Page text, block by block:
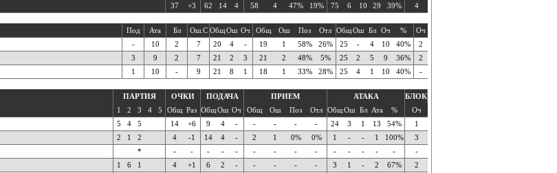
37 +3 62 14 4 58 4 47% 19% 75 6 10 29 39% 4
Под Ата Бл Ош.С ОбщОш Оч Общ Ош Поз Отл ОбщОш Бл Оч % Оч
- 10 2 7 20 4 - 19 1 58% 26% 25 - 4 10 40% 2
3 9 2 7 21 2 3 21 2 48% 5% 25 2 5 9 36% 2
1 10 - 9 21 8 1 18 1 33% 28% 25 4 1 10 40% -
ПАРТИЯ ОЧКИ ПОДАЧА ПРИЕМ АТАКА
БЛОК
1
2 3 4 5 Общ Раз ОбщОш Оч Общ Ош Поз Отл ОбщОш Бл Ата % Оч
5 4 5 14 +6 9 4 - - - - - 24 3 1 13 54% 1
2 1 2 4 -1 14 4 - 2 1 0% 0% 1 - - 1 100% 3
* - - - - - - - - - - - - - - -
1 6 1 4 +1 6 2 - - - - - 3 1 - 2 67% 2